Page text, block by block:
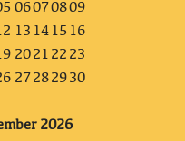
06070809
13 14 15 16
2021 22 23
27 282930
2026